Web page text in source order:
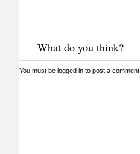
What do you think?
You must be logged into post a comment.